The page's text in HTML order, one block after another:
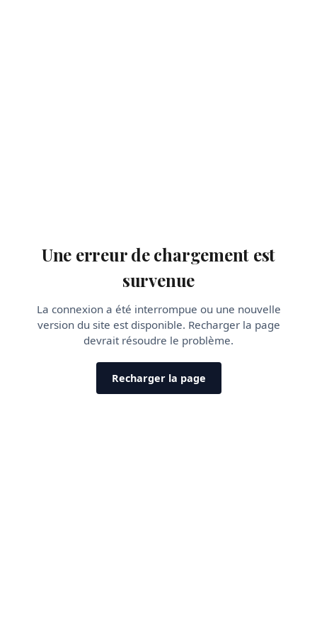
Une erreur de chargement est
survenue
La connexion a été interrompue ou une nouvelle
version du site est disponible. Recharger la page
devrait résoudre le problème.
Recharger la page